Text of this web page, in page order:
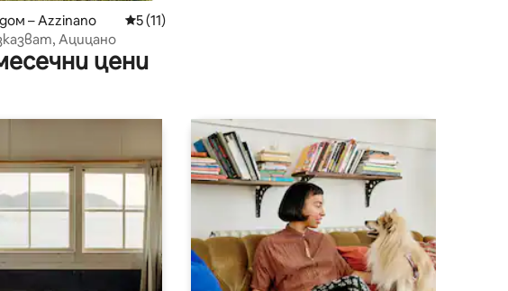
87 отзива
– Azzinano Средна оценка: 5 от 5, 11 отзива
5 (11)
Ацицано
цени